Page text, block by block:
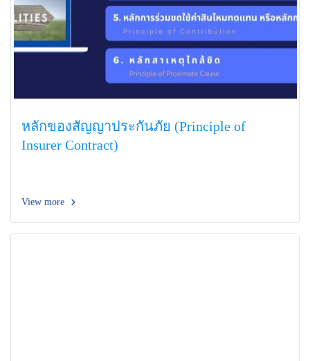
หลักของสัญญาประกันภัย (Principle of
Insurer Contract)
View more